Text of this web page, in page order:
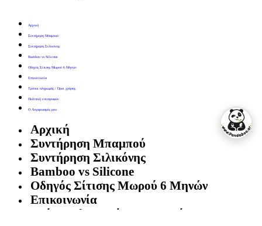
Αρχική
Συντήρηση Μπαμπού
Συντήρηση Σιλικόνης
Bamboo vs Silicone
Οδηγός Σίτισης Μωρού 6 Μηνών
Επικοινωνία
Τρόποι πληρωμής / Όροι χρήσης
Πολιτική επιστροφών
Ο Λογαριασμός μου
Αρχική
Συντήρηση Μπαμπού
Συντήρηση Σιλικόνης
Bamboo vs Silicone
Οδηγός Σίτισης Μωρού 6 Μηνών
Επικοινωνία
Τρόποι πληρωμής / Όροι χρήσης